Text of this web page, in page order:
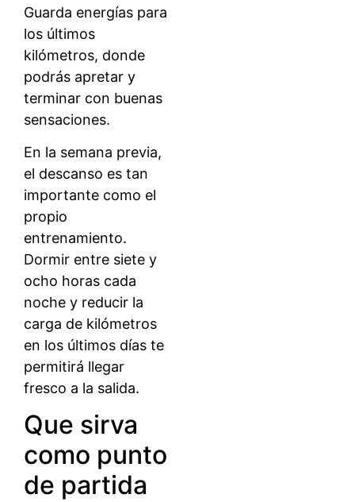
Guarda energías para
los últimos
kilómetros, donde
podrás apretar y
terminar con buenas
sensaciones.
En la semana previa,
el descanso es tan
importante como el
propio
entrenamiento.
Dormir entre siete y
ocho horas cada
noche y reducir la
carga de kilómetros
en los últimos días te
permitirá llegar
fresco a la salida.
Que sirva
como punto
de partida